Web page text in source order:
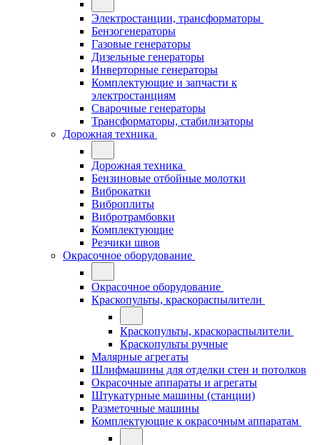
Электростанции, трансформаторы
Бензогенераторы
Газовые генераторы
Дизельные генераторы
Инверторные генераторы
Комплектующие и запчасти к
электростанциям
Сварочные генераторы
Трансформаторы, стабилизаторы
Дорожная техника
Дорожная техника
Бензиновые отбойные молотки
Виброкатки
Виброплиты
Вибротрамбовки
Комплектующие
Резчики швов
Окрасочное оборудование
Окрасочное оборудование
Краскопульты, краскораспылители
Краскопульты, краскораспылители
Краскопульты ручные
Малярные агрегаты
Шлифмашины для отделки стен и потолков
Окрасочные аппараты и агрегаты
Штукатурные машины (станции)
Разметочные машины
Комплектующие к окрасочным аппаратам